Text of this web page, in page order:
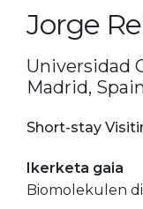
Jorge
Universidad
Madrid,
Short-stay
Ikerketa gaia
Biomolekulen